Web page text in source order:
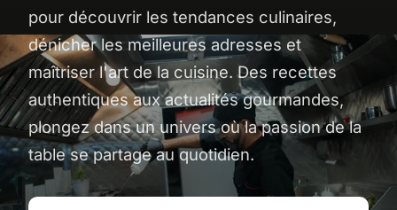
pour découvrir les tendances culinaires,
dénicher les meilleures adresses et
maîtriser l'art de la cuisine. Des recettes
authentiques aux actualités gourmandes,
plongez dans un univers où la passion de la
table se partage au quotidien.